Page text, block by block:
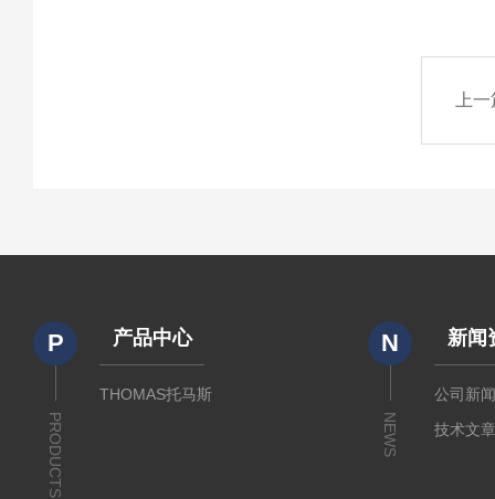
上
P
PRODUCTS
产品中心
THOMAS托马斯
N
NEWS
新闻
公司新
技术文